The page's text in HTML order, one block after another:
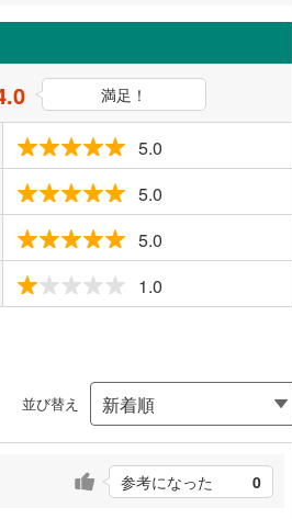
満足！
5.0
5.0
5.0
1.0
並び替え
参考になった 0